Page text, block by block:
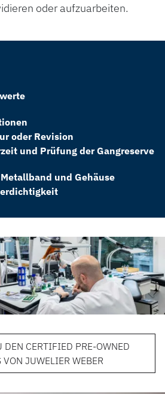
OWNED
oder aufzuarbeiten.
oder Revision
und Prüfung der Gangreserve
und Gehäuse
DEN CERTIFIED PRE-OWNED
VON JUWELIER WEBER